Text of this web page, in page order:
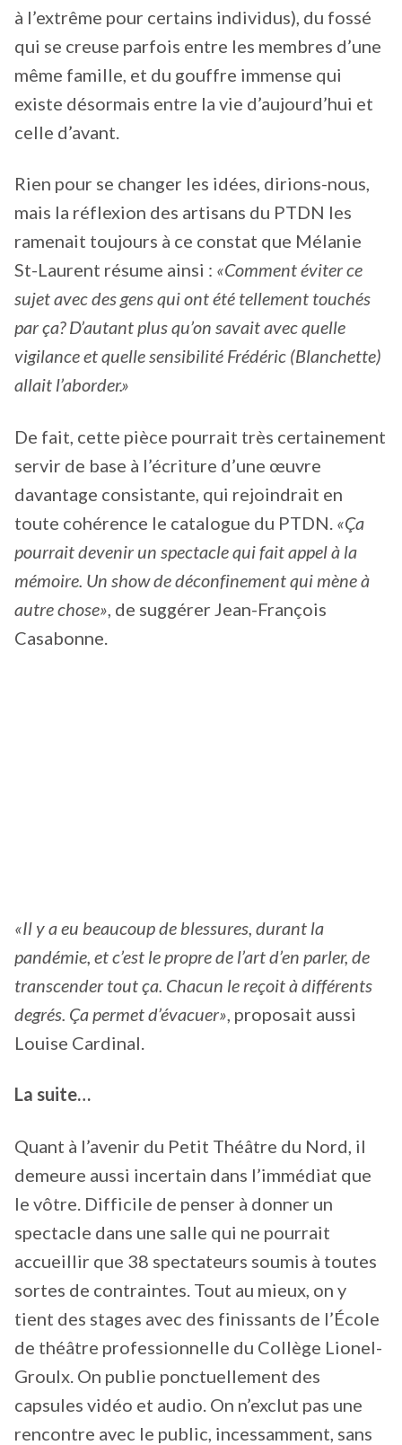
à l’extrême pour certains individus), du fossé
qui se creuse parfois entre les membres d’une
même famille, et du gouffre immense qui
existe désormais entre la vie d’aujourd’hui et
celle d’avant.
Rien pour se changer les idées, dirions-nous,
mais la réflexion des artisans du PTDN les
ramenait toujours à ce constat que Mélanie
St-Laurent résume ainsi : «Comment éviter ce
sujet avec des gens qui ont été tellement touchés
par ça? D’autant plus qu’on savait avec quelle
vigilance et quelle sensibilité Frédéric (Blanchette)
allait l’aborder.»
De fait, cette pièce pourrait très certainement
servir de base à l’écriture d’une œuvre
davantage consistante, qui rejoindrait en
toute cohérence le catalogue du PTDN. «Ça
pourrait devenir un spectacle qui fait appel à la
mémoire. Un show de déconfinement qui mène à
autre chose», de suggérer Jean-François
Casabonne.
«Il y a eu beaucoup de blessures, durant la
pandémie, et c’est le propre de l’art d’en parler, de
transcender tout ça. Chacun le reçoit à différents
degrés. Ça permet d’évacuer» , proposait aussi
Louise Cardinal.
La suite…
Quant à l’avenir du Petit Théâtre du Nord, il
demeure aussi incertain dans l’immédiat que
le vôtre. Difficile de penser à donner un
spectacle dans une salle qui ne pourrait
accueillir que 38 spectateurs soumis à toutes
sortes de contraintes. Tout au mieux, on y
tient des stages avec des finissants de l’École
de théâtre professionnelle du Collège Lionel-
Groulx. On publie ponctuellement des
capsules vidéo et audio. On n’exclut pas une
rencontre avec le public, incessamment, sans